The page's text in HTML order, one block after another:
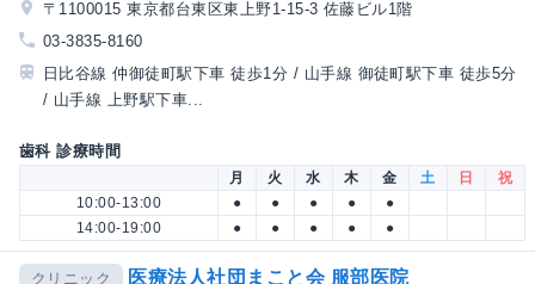
〒1100015 東京都台東区東上野1-15-3 佐藤ビル1階
03-3835-8160
日比谷線 仲御徒町駅下車 徒歩1分 / 山手線 御徒町駅下車 徒歩5分
/ 山手線 上野駅下車...
歯科 診療時間
月 火 水 木 金 土 日
祝
10:00-13:00
● ● ● ●
●
14:00-19:00
● ● ● ● ●
クリニック 医療法人社団まこと会 服部医院